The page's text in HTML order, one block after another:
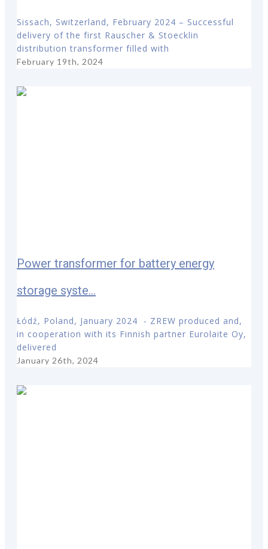
Sissach, Switzerland, February 2024 – Successful
delivery of the first Rauscher & Stoecklin
distribution transformer filled with
February 19th, 2024
Power transformer for battery energy
storage syste...
Łódź, Poland, January 2024 - ZREW produced and,
in cooperation with its Finnish partner Eurolaite Oy,
delivered
January 26th, 2024